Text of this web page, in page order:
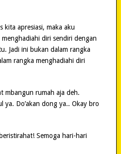
kita apresiasi, maka aku
diri sendiri dengan
Jadi ini bukan dalam rangka
rangka menghadiahi diri
mbangun rumah aja deh.
ya. Do’akan dong ya.. Okay bro
Semoga hari-hari